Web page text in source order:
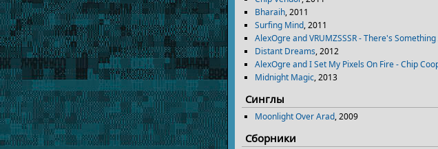
Bharaih, 2011
Surfing Mind, 2011
AlexOgre and VRUMZSSSR - There's
Distant Dreams, 2012
AlexOgre and I Set My Pixels On Fire - Chip
Midnight Magic, 2013
Синглы
Moonlight Over Arad, 2009
Сборники